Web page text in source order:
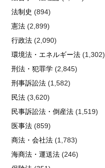
法制史 (894)
憲法(2,899)
行政法(2,090)
環境法・エネルギー法(1,302)
刑法・犯罪学(2,845)
刑事訴訟法(1,582)
民法(3,620)
民事訴訟法・倒産法(1,519)
医事法(859)
商法・会社法(1,783)
海商法・運送法(246)